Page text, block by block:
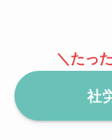
＼たっ
社